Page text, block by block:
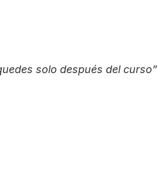
solo después del curso”